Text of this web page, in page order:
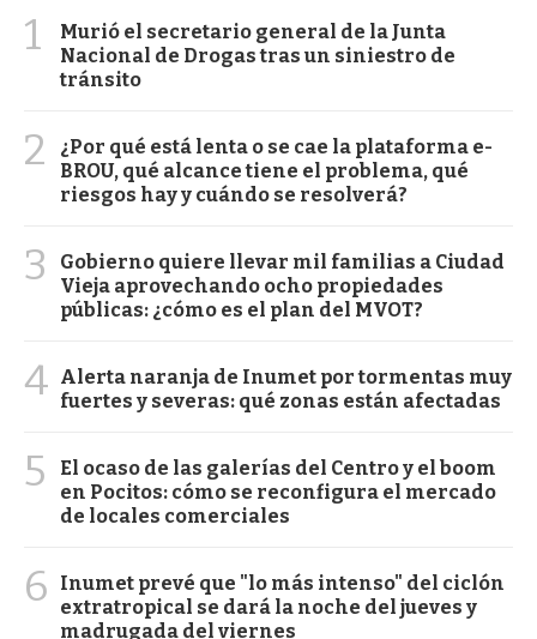
1
Murió el secretario general de la Junta
Nacional de Drogas tras un siniestro de
tránsito
2
¿Por qué está lenta o se cae la plataforma e-
BROU, qué alcance tiene el problema, qué
riesgos hay y cuándo se resolverá?
3
Gobierno quiere llevar mil familias a Ciudad
Vieja aprovechando ocho propiedades
públicas: ¿cómo es el plan del MVOT?
4 Alerta naranja de Inumet por tormentas muy
fuertes y severas: qué zonas están afectadas
5
El ocaso de las galerías del Centro y el boom
en Pocitos: cómo se reconfigura el mercado
de locales comerciales
6
Inumet prevé que "lo más intenso" del ciclón
extratropical se dará la noche del jueves y
madrugada del viernes